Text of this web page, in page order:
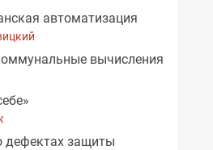
автоматизация
вычисления
дефектах защиты